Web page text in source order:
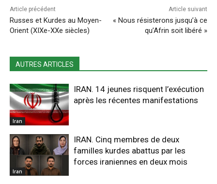
Article précédent
Russes et Kurdes au Moyen-
Orient (XIXe-XXe siècles)
Article suivant
« Nous résisterons jusqu’à ce
qu’Afrin soit libéré »
AUTRES ARTICLES
Iran
IRAN. 14 jeunes risquent l’exécution
après les récentes manifestations
Iran
IRAN. Cinq membres de deux
familles kurdes abattus par les
forces iraniennes en deux mois